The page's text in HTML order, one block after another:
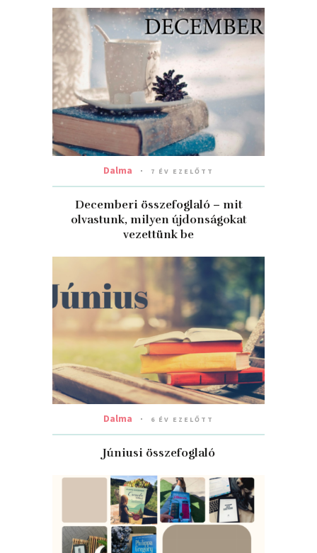
Dalma 7 ÉV EZELŐTT
Decemberi összefoglaló – mit
olvastunk, milyen újdonságokat
vezettünk be
Dalma 6 ÉV EZELŐTT
Júniusi összefoglaló